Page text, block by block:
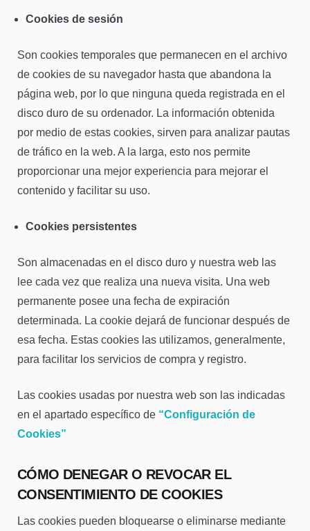
Cookies de sesión
Son cookies temporales que permanecen en el archivo
de cookies de su navegador hasta que abandona la
página web, por lo que ninguna queda registrada en el
disco duro de su ordenador. La información obtenida
por medio de estas cookies, sirven para analizar pautas
de tráfico en la web. A la larga, esto nos permite
proporcionar una mejor experiencia para mejorar el
contenido y facilitar su uso.
Cookies persistentes
Son almacenadas en el disco duro y nuestra web las
lee cada vez que realiza una nueva visita. Una web
permanente posee una fecha de expiración
determinada. La cookie dejará de funcionar después de
esa fecha. Estas cookies las utilizamos, generalmente,
para facilitar los servicios de compra y registro.
Las cookies usadas por nuestra web son las indicadas
en el apartado específico de “Configuración de
Cookies”
CÓMO DENEGAR O REVOCAR EL
CONSENTIMIENTO DE COOKIES
Las cookies pueden bloquearse o eliminarse mediante